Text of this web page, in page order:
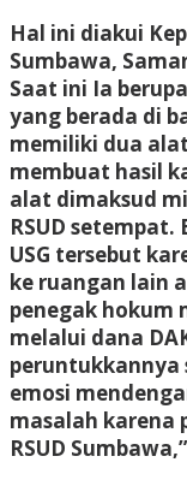
Hal ini diakui
Sumbawa,
Saat ini Ia
yang berada di
memiliki dua
membuat hasil
alat dimaksud
RSUD
USG tersebut
ke ruangan lain
penegak hokum
melalui dana
peruntukkannya
emosi
masalah karena
RSUD